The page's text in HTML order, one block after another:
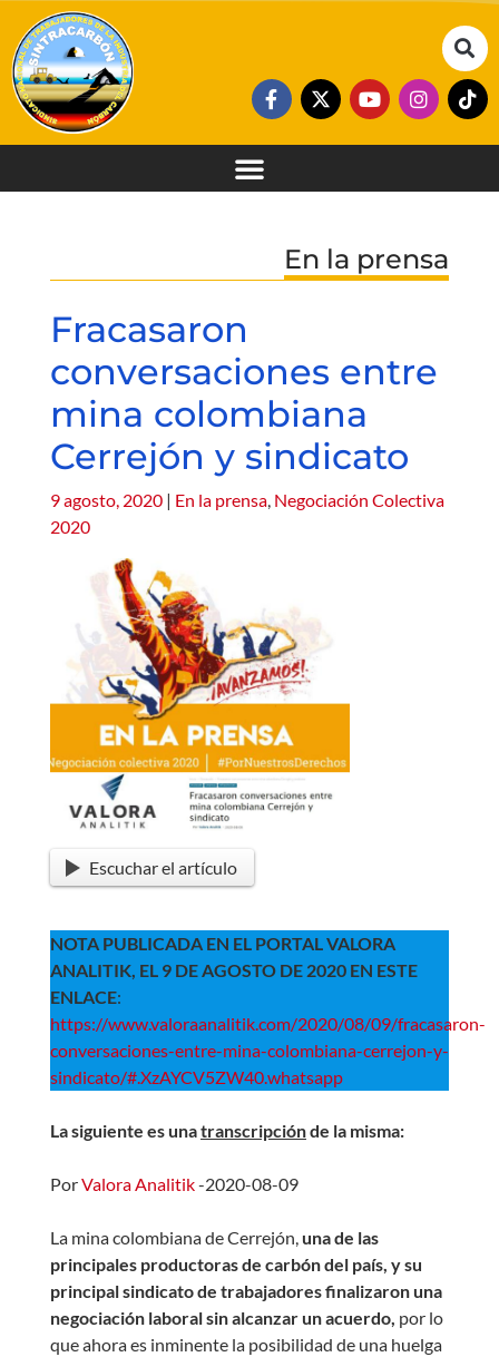
En la prensa
Fracasaron
conversaciones entre
mina colombiana
Cerrejón y sindicato
9 agosto, 2020 | En la prensa, Negociación Colectiva
2020
Escuchar el artículo
NOTA PUBLICADA EN EL PORTAL VALORA
ANALITIK, EL 9 DE AGOSTO DE 2020 EN ESTE
ENLACE:
https://www.valoraanalitik.com/2020/08/09/fracasaron-
conversaciones-entre-mina-colombiana-cerrejon-y-
sindicato/#.XzAYCV5ZW40.whatsapp
La siguiente es unatranscripciónde la misma:
PorValora Analitik-2020-08-09
La mina colombiana de Cerrejón, una de las
principales productoras de carbón del país, y su
principal sindicato de trabajadores finalizaron una
negociación laboral sin alcanzar un acuerdo, por lo
que ahora es inminente la posibilidad de una huelga